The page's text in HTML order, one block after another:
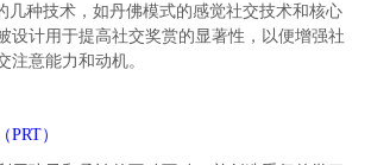
几种技术，如丹佛模式的感觉社交技术和核心
设计用于提高社交奖赏的显著性，以便增强社
注意能力和动机。
PRT）